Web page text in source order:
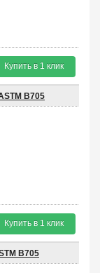
Купить в 1 клик
B705
Купить в 1 клик
B705